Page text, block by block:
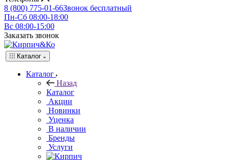
8 (800) 775-01-66Звонок бесплатный
Пн-Сб 08:00-18:00
Вс 08:00-15:00
Заказать звонок
Каталог
Каталог
Назад
Каталог
Акции
Новинки
Уценка
В наличии
Бренды
Услуги